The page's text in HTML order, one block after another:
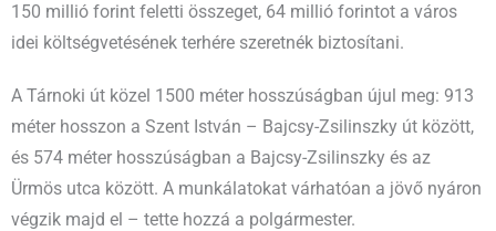
150 millió forint feletti összeget, 64 millió forintot a város
idei költségvetésének terhére szeretnék biztosítani.
A Tárnoki út közel 1500 méter hosszúságban újul meg: 913
méter hosszon a Szent István – Bajcsy-Zsilinszky út között,
és 574 méter hosszúságban a Bajcsy-Zsilinszky és az
Ürmös utca között. A munkálatokat várhatóan a jövő nyáron
végzik majd el – tette hozzá a polgármester.